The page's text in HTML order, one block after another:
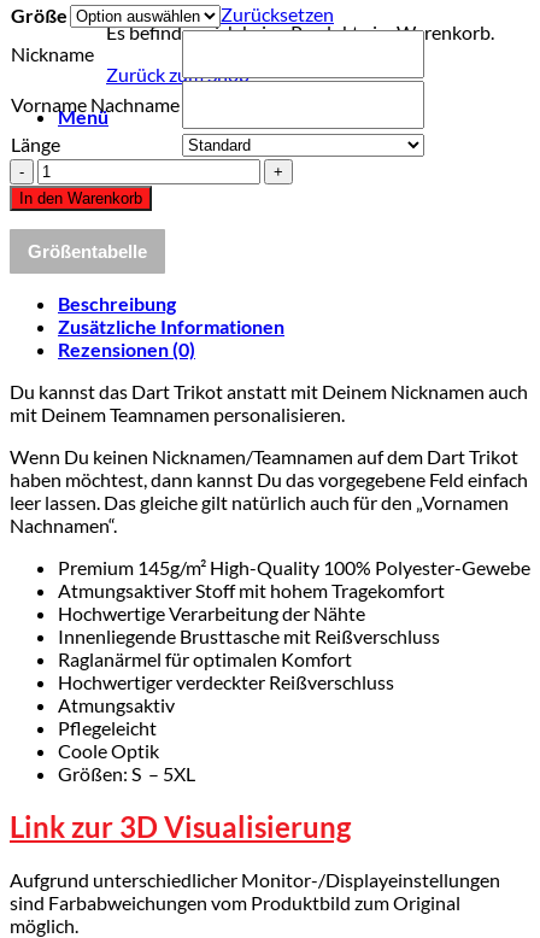
Es befinden sich keine Produkte im Warenkorb.
Zurück zum Shop
Menü
Größe
Zurücksetzen
Nickname
Vorname Nachname
Länge
Dart
Trikot
"KALLA"
GREY
Menge
In den Warenkorb
Größentabelle
Beschreibung
Zusätzliche Informationen
Rezensionen (0)
Du kannst das Dart Trikot anstatt mit Deinem Nicknamen auch
mit Deinem Teamnamen personalisieren.
Wenn Du keinen Nicknamen/Teamnamen auf dem Dart Trikot
haben möchtest, dann kannst Du das vorgegebene Feld einfach
leer lassen. Das gleiche gilt natürlich auch für den „Vornamen
Nachnamen“.
Premium 145g/m² High-Quality 100% Polyester-Gewebe
Atmungsaktiver Stoff mit hohem Tragekomfort
Hochwertige Verarbeitung der Nähte
Innenliegende Brusttasche mit Reißverschluss
Raglanärmel für optimalen Komfort
Hochwertiger verdeckter Reißverschluss
Atmungsaktiv
Pflegeleicht
Coole Optik
Größen: S – 5XL
Link zur 3D Visualisierung
Aufgrund unterschiedlicher Monitor-/Displayeinstellungen
sind Farbabweichungen vom Produktbild zum Original
möglich.